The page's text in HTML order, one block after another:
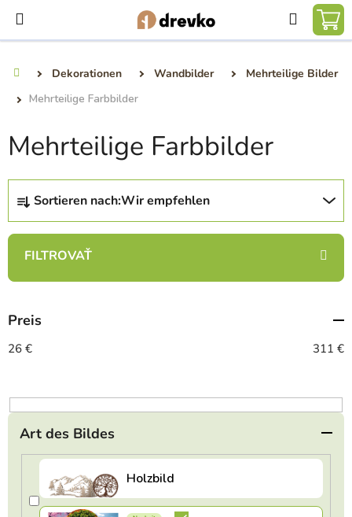
Inhalt
springen
Suchen
Dekorationen Wandbilder
Mehrteilige Bilder
Mehrteilige Farbbilder
Mehrteilige Farbbilder
P
o
u
t
s
o
t
i
Sortieren nach:Wir empfehlen
Preis
26 € 311 €
Art des Bildes